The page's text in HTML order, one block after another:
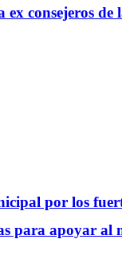
consejeros de
para apoyar al
por los